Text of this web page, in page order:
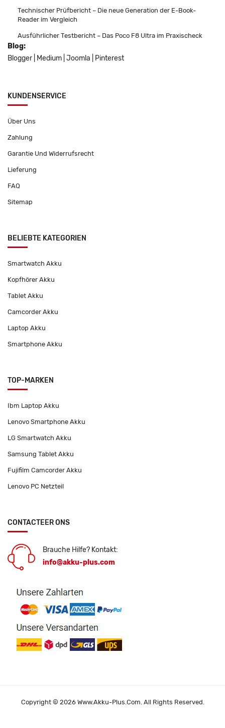
Technischer Prüfbericht – Die neue Generation der E-Book-
Reader im Vergleich
Ausführlicher Testbericht – Das Poco F8 Ultra im Praxischeck
Blog:
Blogger
Medium Joomla Pinterest
KUNDENSERVICE
Über Uns
Zahlung
Garantie Und Widerrufsrecht
Lieferung
FAQ
Sitemap
BELIEBTE KATEGORIEN
Smartwatch Akku
Kopfhörer Akku
Tablet Akku
Camcorder Akku
Laptop Akku
Smartphone Akku
TOP-MARKEN
Ibm Laptop Akku
Lenovo Smartphone Akku
LG Smartwatch Akku
Samsung Tablet Akku
Fujifilm Camcorder Akku
Lenovo PC Netzteil
CONTACTEER ONS
Brauche Hilfe? Kontakt:
info@akku-plus.com
Copyright © 2026 Www.akku-Plus.com. All Rights Reserved.